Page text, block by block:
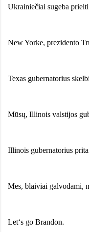
Ukrainiečiai sugeba
New Yorke, prezidento
Texas gubernatorius
Mūsų, Illinois valstijos
Illinois gubernatorius
Mes, blaiviai galvodami,
Let‘s go Brandon.